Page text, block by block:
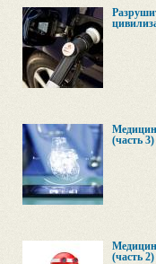
(часть 3)
(часть 2)